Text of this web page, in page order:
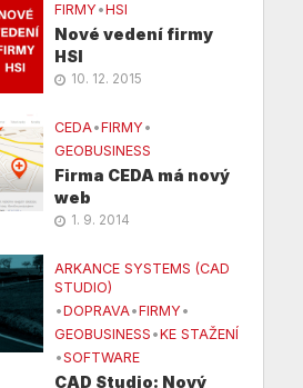
FIRMY •HSI
Nové vedení firmy
HSI
10. 12. 2015
CEDA•FIRMY •
GEOBUSINESS
Firma CEDA má nový
web
1. 9. 2014
ARKANCE SYSTEMS (CAD
STUDIO)
•DOPRAVA•FIRMY •
GEOBUSINESS •KE STAŽENÍ
•SOFTWARE
CAD Studio: Nový